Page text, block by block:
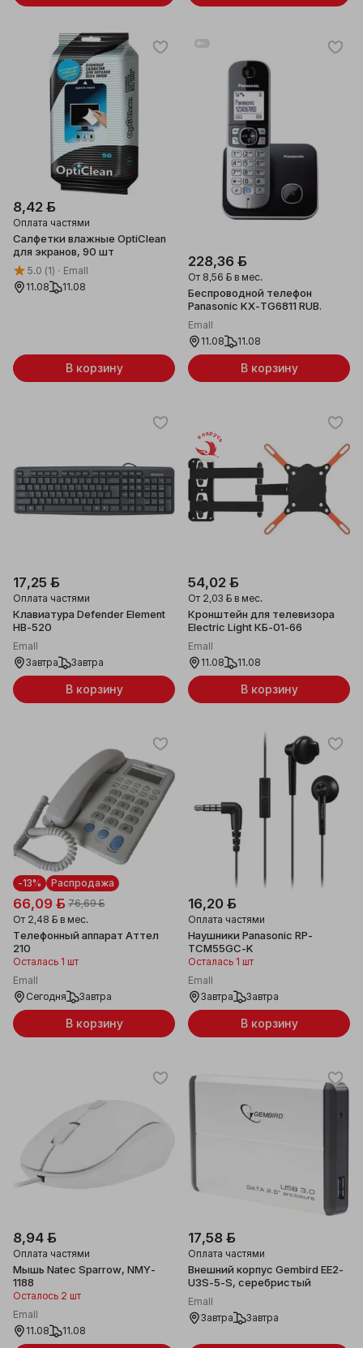
8,42 ƃ
Оплата частями
Салфетки влажные OptiClean
для экранов, 90 шт
5.0 (1)
Emall
11.08
11.08
В корзину
228,36 ƃ
От 8,56 ƃ в мес.
Беспроводной телефон
Panasonic KX-TG6811 RUB.
Emall
11.08
11.08
В корзину
17,25 ƃ
Оплата частями
Клавиатура Defender Element
HB-520
Emall
Завтра
Завтра
В корзину
Беларусь
54,02 ƃ
От 2,03 ƃ в мес.
Кронштейн для телевизора
Electric Light КБ-01-66
Emall
11.08
11.08
В корзину
Распродажа
-13%
66,09 ƃ 76,69 ƃ
От 2,48 ƃ в мес.
Телефонный аппарат Аттел
210
Осталась 1 шт
Emall
Сегодня
Завтра
В корзину
16,20 ƃ
Оплата частями
Наушники Panasonic RP-
TCM55GC-K
Осталась 1 шт
Emall
Завтра
Завтра
В корзину
8,94 ƃ
Оплата частями
Мышь Natec Sparrow, NMY-
1188
Осталось 2 шт
Emall
11.08
11.08
17,58 ƃ
Оплата частями
Внешний корпус Gembird EE2-
U3S-5-S, серебристый
Emall
Завтра
Завтра